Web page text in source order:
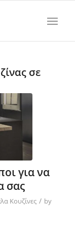
σε
για να
σας
Κουζίνες / by